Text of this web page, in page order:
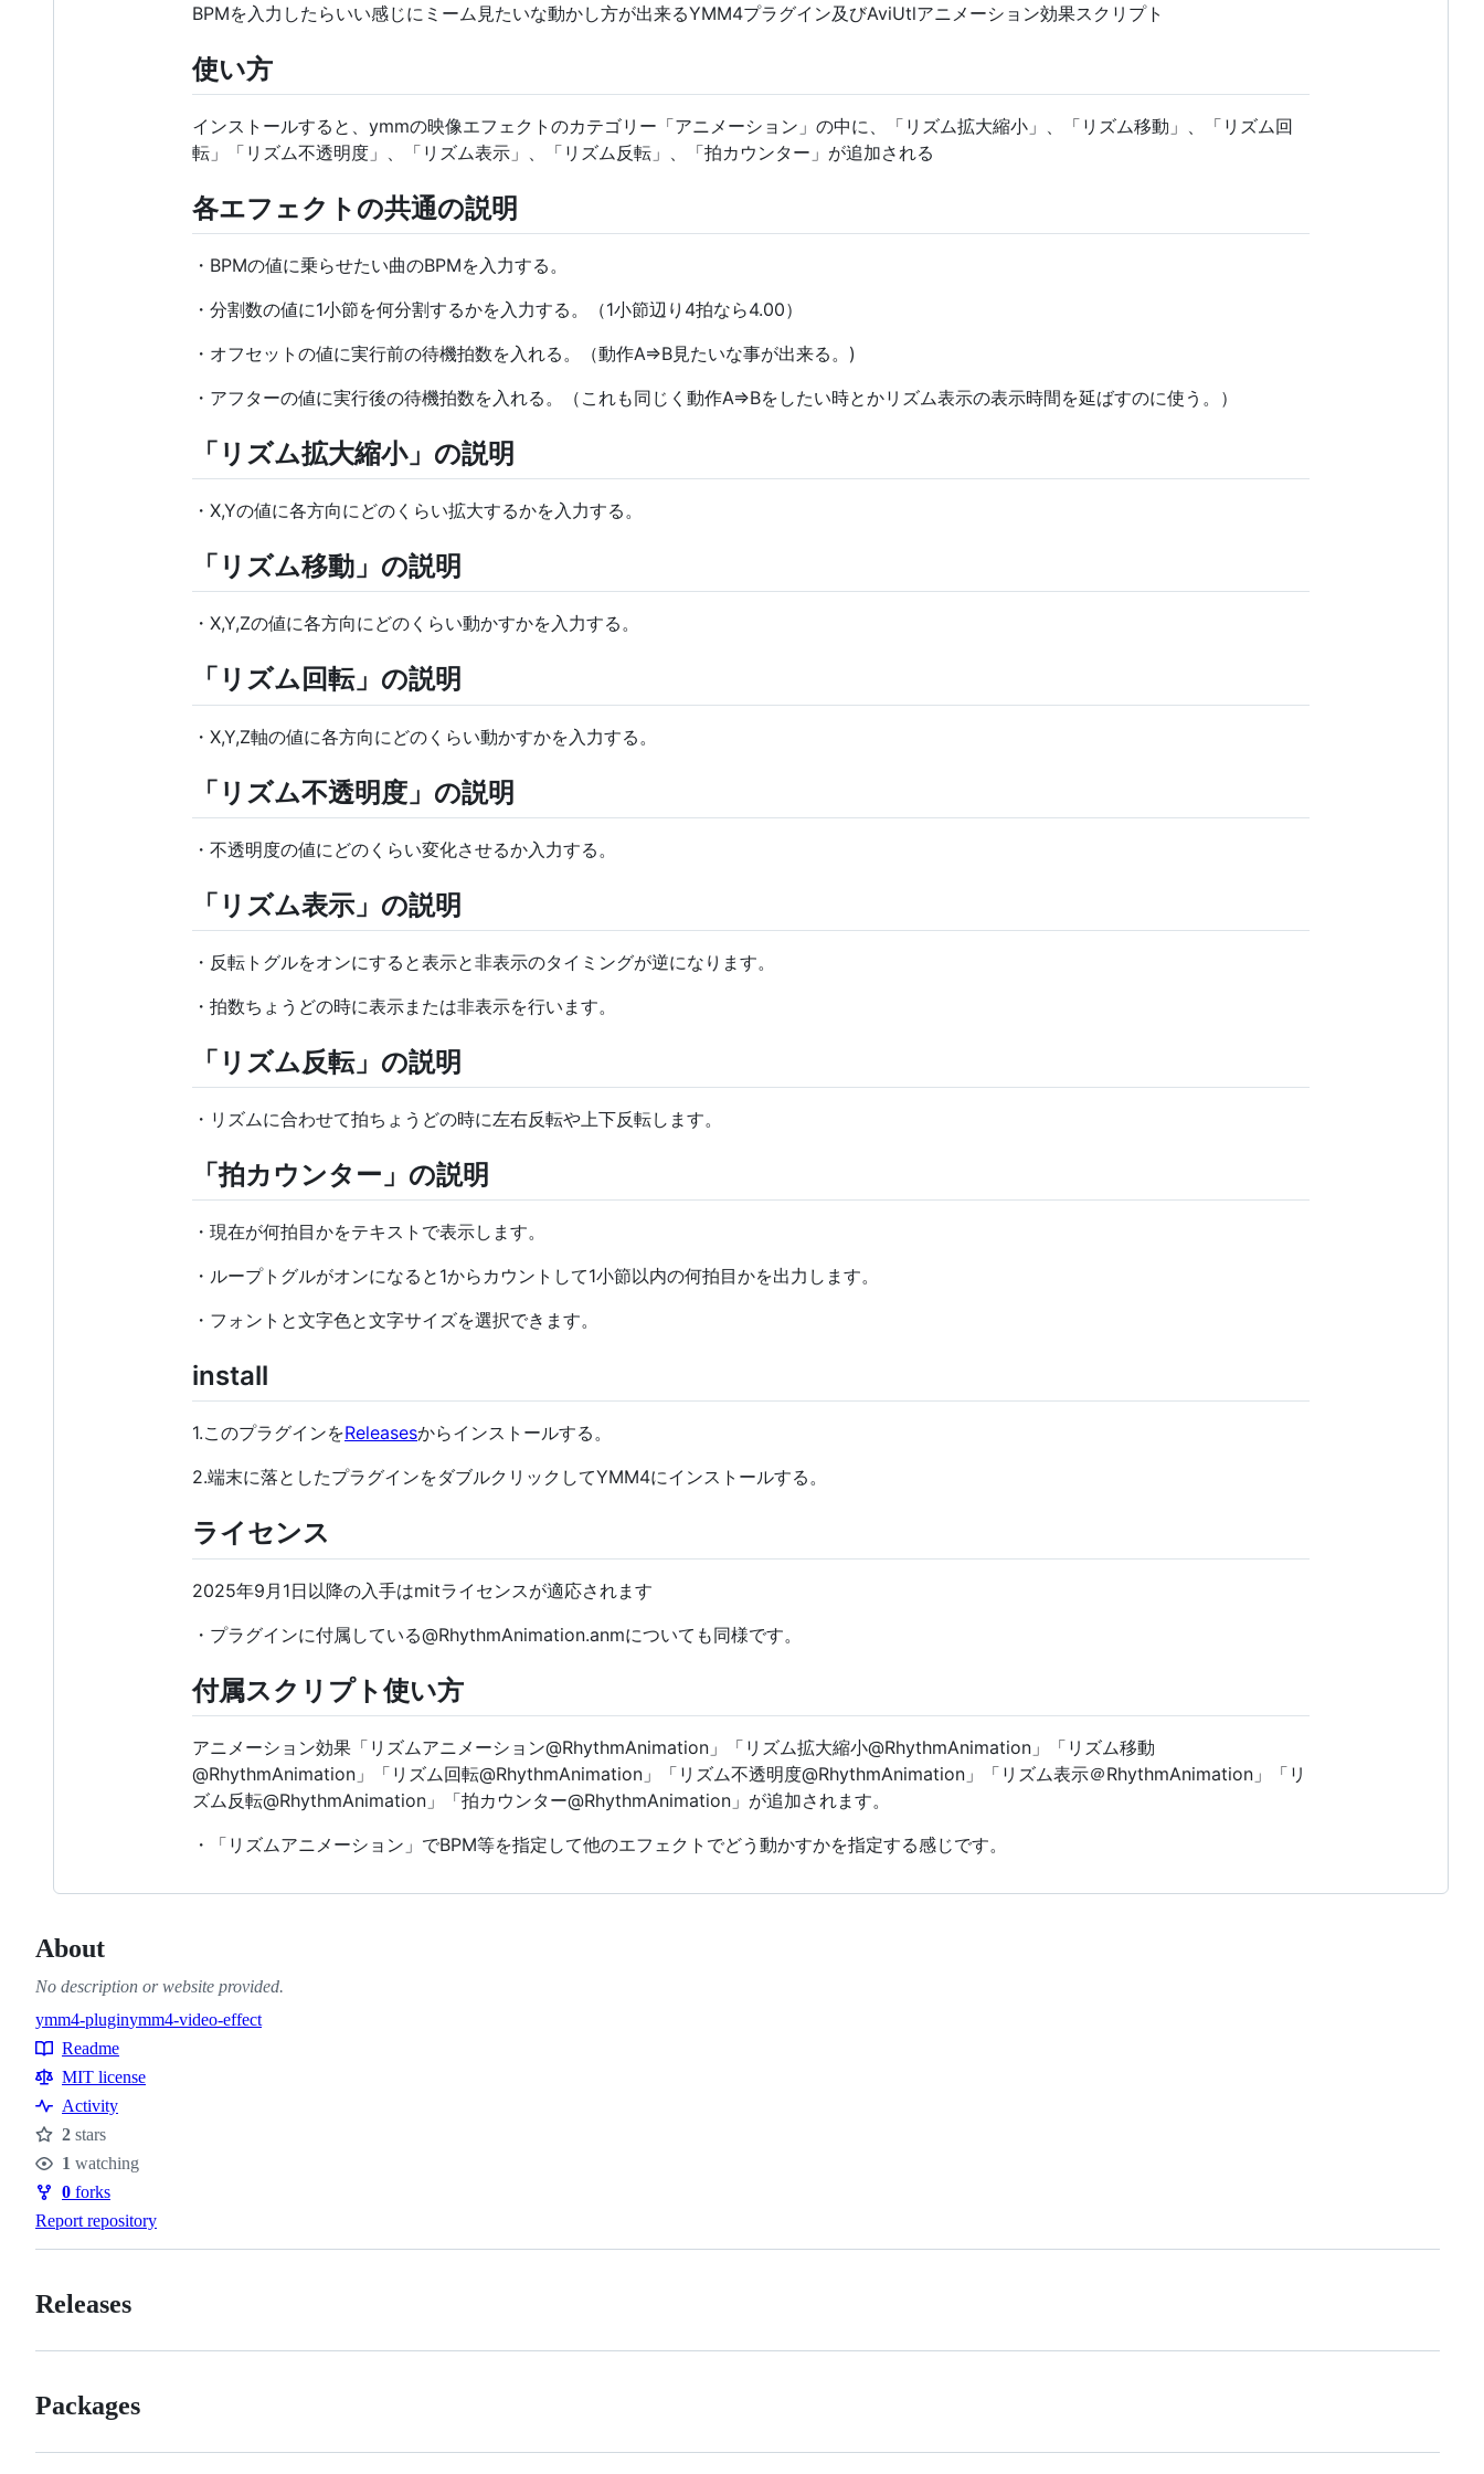
BPMを入力したらいい感じにミーム見たいな動かし方が出来るYMM4プラグイン及びAviUtlアニメーション効果スクリプト
使い方
インストールすると、ymmの映像エフェクトのカテゴリー「アニメーション」の中に、「リズム拡大縮小」、「リズム移動」、「リズム回
転」「リズム不透明度」、「リズム表示」、「リズム反転」、「拍カウンター」が追加される
各エフェクトの共通の説明
・BPMの値に乗らせたい曲のBPMを入力する。
・分割数の値に1小節を何分割するかを入力する。（1小節辺り4拍なら4.00）
・オフセットの値に実行前の待機拍数を入れる。（動作A=>B見たいな事が出来る。)
・アフターの値に実行後の待機拍数を入れる。（これも同じく動作A=>Bをしたい時とかリズム表示の表示時間を延ばすのに使う。）
「リズム拡大縮小」の説明
・X,Yの値に各方向にどのくらい拡大するかを入力する。
「リズム移動」の説明
・X,Y,Zの値に各方向にどのくらい動かすかを入力する。
「リズム回転」の説明
・X,Y,Z軸の値に各方向にどのくらい動かすかを入力する。
「リズム不透明度」の説明
・不透明度の値にどのくらい変化させるか入力する。
「リズム表示」の説明
・反転トグルをオンにすると表示と非表示のタイミングが逆になります。
・拍数ちょうどの時に表示または非表示を行います。
「リズム反転」の説明
・リズムに合わせて拍ちょうどの時に左右反転や上下反転します。
「拍カウンター」の説明
・現在が何拍目かをテキストで表示します。
・ループトグルがオンになると1からカウントして1小節以内の何拍目かを出力します。
・フォントと文字色と文字サイズを選択できます。
install
1.このプラグインをReleasesからインストールする。
2.端末に落としたプラグインをダブルクリックしてYMM4にインストールする。
ライセンス
2025年9月1日以降の入手はmitライセンスが適応されます
・プラグインに付属している@RhythmAnimation.anmについても同様です。
付属スクリプト使い方
アニメーション効果「リズムアニメーション@RhythmAnimation」「リズム拡大縮小@RhythmAnimation」「リズム移動
@RhythmAnimation」「リズム回転@RhythmAnimation」「リズム不透明度@RhythmAnimation」「リズム表示＠RhythmAnimation」「リ
ズム反転@RhythmAnimation」「拍カウンター@RhythmAnimation」が追加されます。
・「リズムアニメーション」でBPM等を指定して他のエフェクトでどう動かすかを指定する感じです。
About
No description or website provided.
Topics
ymm4-pluginymm4-video-effect
Resources
Readme
MIT license
Activity
Stars
2 stars
Watchers
1 watching
Forks
0 forks
Report repository
Releases
Packages